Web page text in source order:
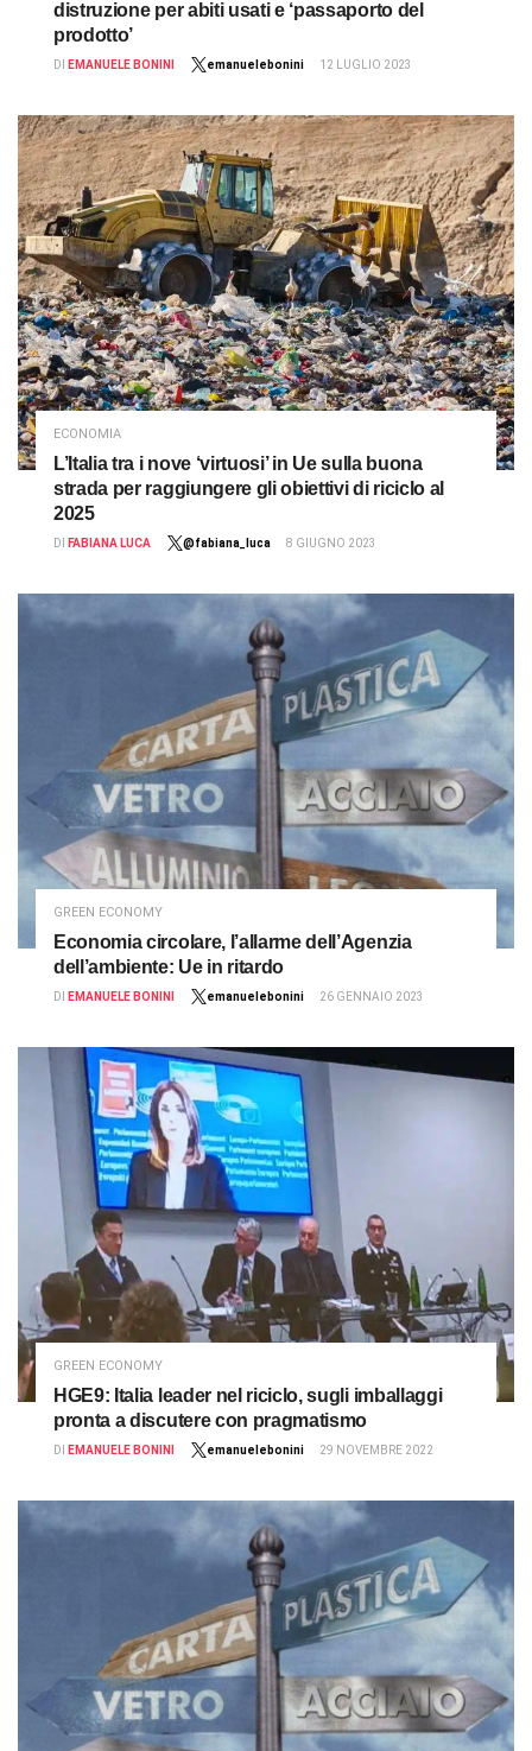
distruzione per abiti usati e ‘passaporto del
prodotto’
DI EMANUELE BONINI emanuelebonini 12 LUGLIO 2023
ECONOMIA
L’Italia tra i nove ‘virtuosi’ in Ue sulla buona
strada per raggiungere gli obiettivi di riciclo al
2025
DI FABIANA LUCA @fabiana_luca 8 GIUGNO 2023
GREEN ECONOMY
Economia circolare, l’allarme dell’Agenzia
dell’ambiente: Ue in ritardo
DI EMANUELE BONINI emanuelebonini 26 GENNAIO 2023
GREEN ECONOMY
HGE9: Italia leader nel riciclo, sugli imballaggi
pronta a discutere con pragmatismo
DI EMANUELE BONINI emanuelebonini 29 NOVEMBRE 2022